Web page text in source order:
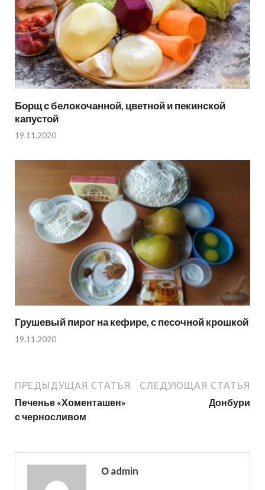
Борщ с белокочанной, цветной и пекинской
капустой
19.11.2020
Грушевый пирог на кефире, с песочной крошкой
19.11.2020
ПРЕДЫДУЩАЯ СТАТЬЯ
Печенье «Хоменташен»
с черносливом
СЛЕДУЮЩАЯ СТАТЬЯ
Донбури
О admin